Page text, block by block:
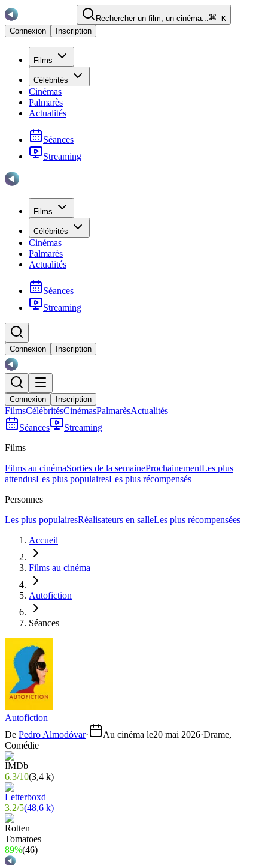
Rechercher un film, un cinéma...
K
Connexion
Inscription
Films
Célébrités
Cinémas
Palmarès
Actualités
Séances
Streaming
Films
Célébrités
Cinémas
Palmarès
Actualités
Séances
Streaming
Connexion Inscription
Connexion Inscription
FilmsCélébritésCinémasPalmarèsActualités
Séances
Streaming
Films
Films au cinémaSorties de la semaineProchainementLes plus
attendusLes plus populairesLes plus récompensés
Personnes
Les plus populairesRéalisateurs en salleLes plus récompensées
Accueil
Films au cinéma
Autofiction
Séances
Autofiction
De Pedro Almodóvar· Au cinéma le20 mai 2026·Drame,
Comédie
6.3/10(3,4 k)
3.2/5(48,6 k)
89%(46)